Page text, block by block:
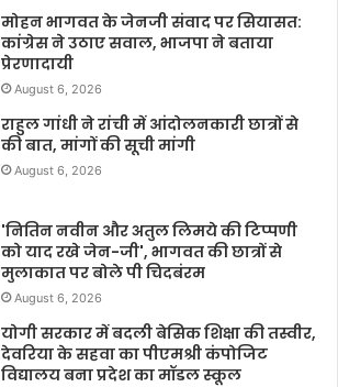
मोहन भागवत के जेनजी संवाद पर सियासत:
कांग्रेस ने उठाए सवाल, भाजपा ने बताया
प्रेरणादायी
August 6, 2026
राहुल गांधी ने रांची में आंदोलनकारी छात्रों से
की बात, मांगों की सूची मांगी
August 6, 2026
'नितिन नवीन और अतुल लिमये की टिप्पणी
को याद रखे जेन-जी', भागवत की छात्रों से
मुलाकात पर बोले पी चिदबंरम
August 6, 2026
योगी सरकार में बदली बेसिक शिक्षा की तस्वीर,
देवरिया के सहवा का पीएमश्री कंपोजिट
विद्यालय बना प्रदेश का मॉडल स्कूल